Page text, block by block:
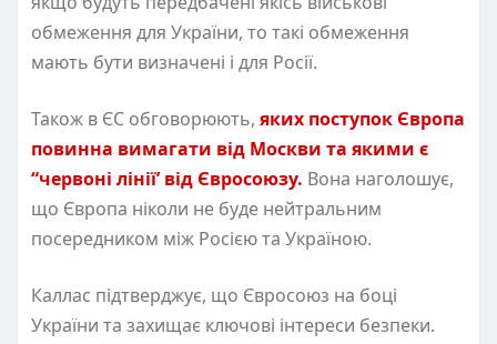
обмеження для України, то такі обмеження
мають бути визначені і для Росії.
Також в ЄС обговорюють, яких поступок Європа
повинна вимагати від Москви та якими є
“червоні лінії’ від Євросоюзу. Вона наголошує,
що Європа ніколи не буде нейтральним
посередником між Росією та Україною.
Каллас підтверджує, що Євросоюз на боці
України та захищає ключові інтереси безпеки.